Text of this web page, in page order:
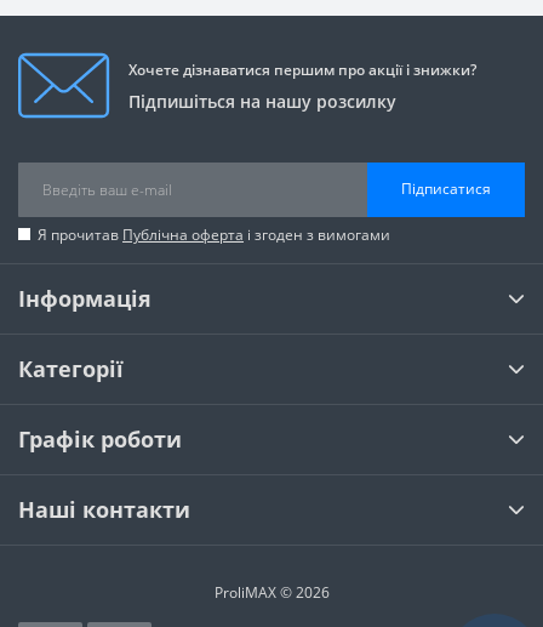
Хочете дізнаватися першим про акції і знижки?
Підпишіться на нашу розсилку
Підписатися
Я прочитав Публічна оферта і згоден з вимогами
Інформація
Категорії
Графік роботи
Наші контакти
ProliMAX © 2026